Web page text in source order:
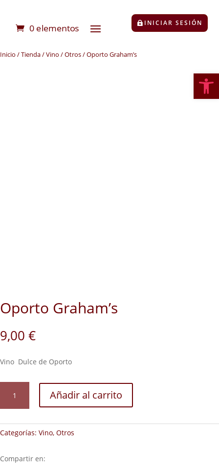
0 elementos INICIAR SESIÓN
Inicio /Tienda/Vino /Otros/ Oporto Graham’s
Oporto Graham’s
9,00 €
Vino Dulce de Oporto
Graham's
cantidad
Añadir al carrito
Categorías: Vino, Otros
Compartir en: